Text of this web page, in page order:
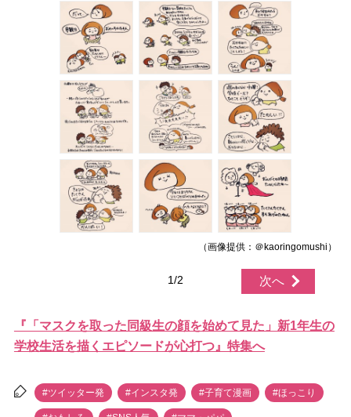
（画像提供：＠kaoringomushi）
次へ
1/2
『「マスクを取った同級生の顔を始めて見た」新1年生の
学校生活を描くエピソードが心打つ』特集へ
#ツイッター発 #インスタ発 #子育て漫画 #ほっこり